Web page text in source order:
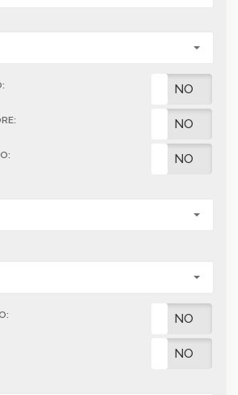
NO
NO
NO
NO
NO